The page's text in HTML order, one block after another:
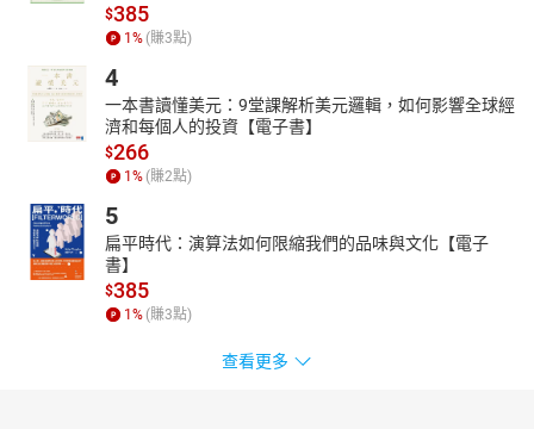
$385
1 % (賺3點)
4
一本書讀懂美元：9堂課解析美元邏輯，如何影響全球經
濟和每個人的投資【電子書】
$266
1 % (賺2點)
5
扁平時代：演算法如何限縮我們的品味與文化【電子
書】
$385
1 % (賺3點)
查看更多